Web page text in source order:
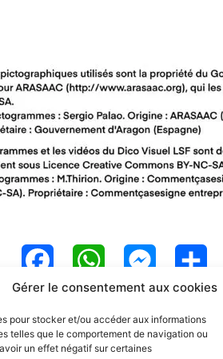
Gérer le consentement aux cookies
pour stocker et/ou accéder aux informations
telles que le comportement de navigation ou
un effet négatif sur certaines
F
a
c
W
h
a
M
e
s
P
a
r